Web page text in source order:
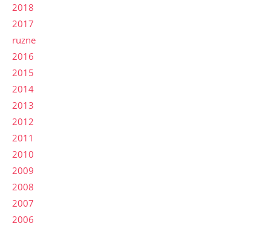
2018
2017
ruzne
2016
2015
2014
2013
2012
2011
2010
2009
2008
2007
2006